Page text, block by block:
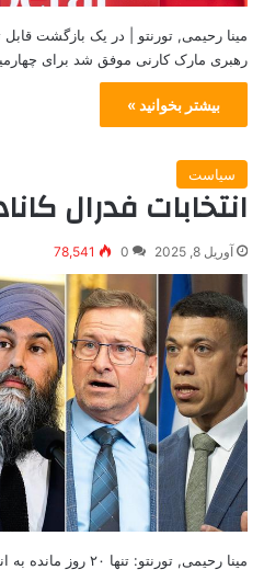
مینا رحیمی, تورنتو | در یک بازگشت
رهبری مارک کارنی موفق شد برای
بیشتر بخوانید »
سیاست
انتخابات فدرال کانادا
آوریل 8, 2025 0
78,541